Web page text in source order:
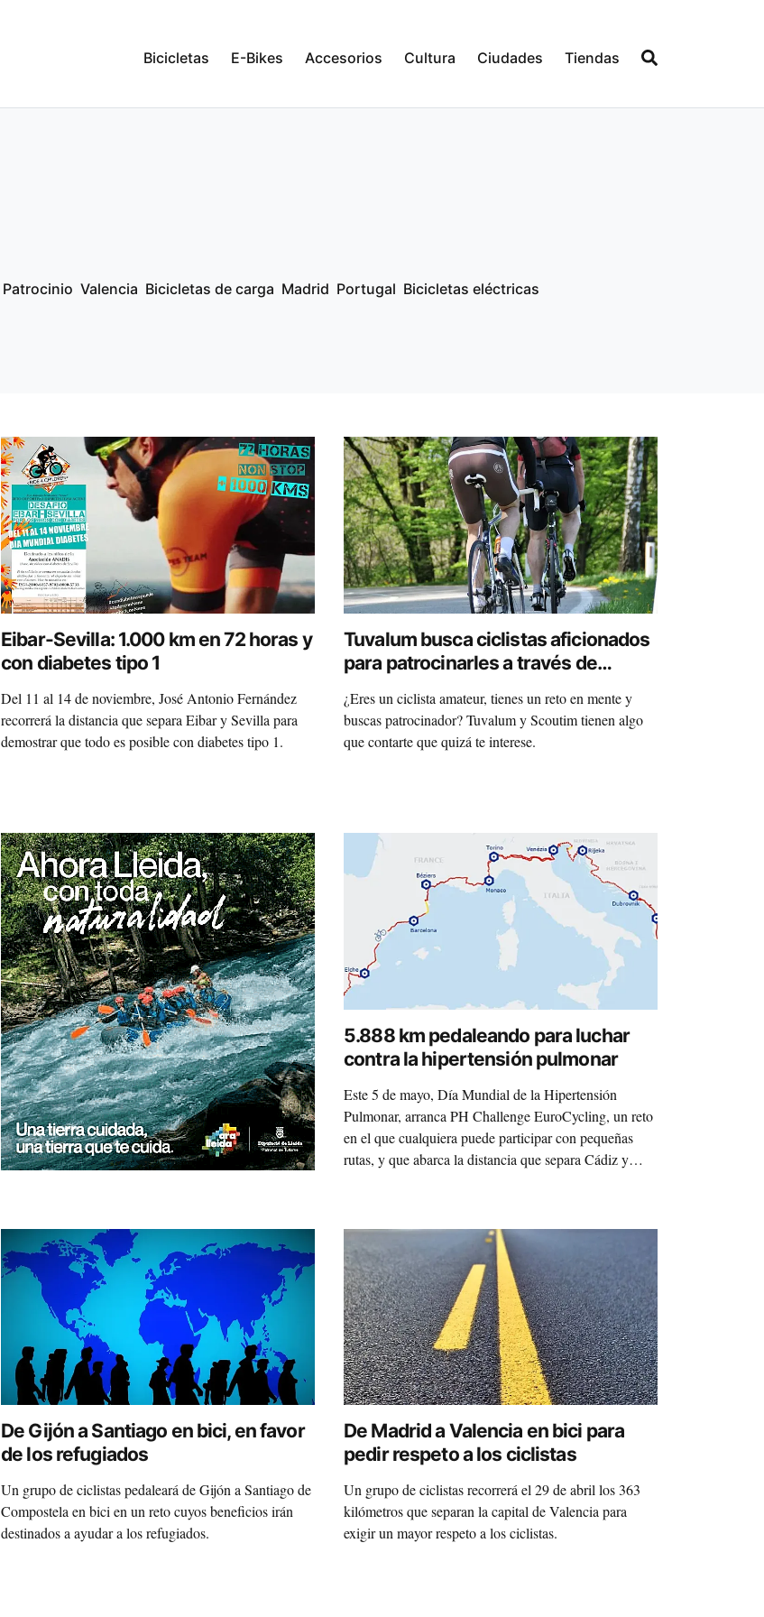
Bicicletas E-Bikes Accesorios Cultura Ciudades Tiendas
Patrocinio Valencia Bicicletas de carga Madrid Portugal Bicicletas eléctricas
Eibar-Sevilla: 1.000 km en 72 horas y
con diabetes tipo 1
Del 11 al 14 de noviembre, José Antonio Fernández
recorrerá la distancia que separa Eibar y Sevilla para
demostrar que todo es posible con diabetes tipo 1.
Tuvalum busca ciclistas aficionados
para patrocinarles a través de
¿Eres un ciclista amateur, tienes un reto en mente y
buscas patrocinador? Tuvalum y Scoutim tienen algo
que contarte que quizá te interese.
5.888 km pedaleando para luchar
contra la hipertensión pulmonar
Este 5 de mayo, Día Mundial de la Hipertensión
Pulmonar, arranca PH Challenge EuroCycling, un reto
en el que cualquiera puede participar con pequeñas
rutas, y que abarca la distancia que separa Cádiz y
De Gijón a Santiago en bici, en favor
de los refugiados
Un grupo de ciclistas pedaleará de Gijón a Santiago de
Compostela en bici en un reto cuyos beneficios irán
destinados a ayudar a los refugiados.
De Madrid a Valencia en bici para
pedir respeto a los ciclistas
Un grupo de ciclistas recorrerá el 29 de abril los 363
kilómetros que separan la capital de Valencia para
exigir un mayor respeto a los ciclistas.